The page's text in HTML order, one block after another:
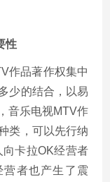
性
品著作权集中
少的结合，以易
音乐电视MTV作
类，可以先行纳
向卡拉OK经营者
者也产生了震